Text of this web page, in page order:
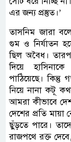
এর জন্য প্রস্তুত।’
তাসনিম জারা
গুম ও নির্যাতন
ছিল অবৈধ।
দিয়ে
পাঠিয়েছে।
নিয়ে নানা কটূ
আমরা কীভাবে
দেশের প্রতি মায়া
ছুঁড়তে পারে।
রাজপথে রক্ত